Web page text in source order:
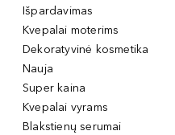
Išpardavimas
Kvepalai moterims
Dekoratyvinė kosmetika
Nauja
Super kaina
Kvepalai vyrams
Blakstienų serumai